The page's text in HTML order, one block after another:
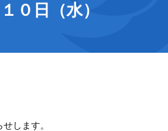
０日（水）
します。